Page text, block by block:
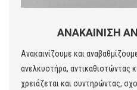
ΑΝΑΚΑΙΝΙΣΗ
Ανακαινίζουμε και
ανελκυστήρα, αντικαθιστώντας
χρειάζεται και συντηρώντας,